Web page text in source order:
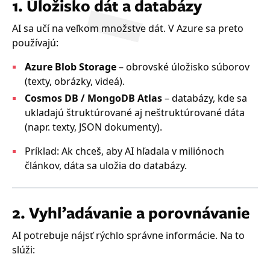
1. Úložisko dát a databázy
AI sa učí na veľkom množstve dát. V Azure sa preto
používajú:
Azure Blob Storage– obrovské úložisko súborov
(texty, obrázky, videá).
Cosmos DB / MongoDB Atlas– databázy, kde sa
ukladajú štruktúrované aj neštruktúrované dáta
(napr. texty, JSON dokumenty).
Príklad: Ak chceš, aby AI hľadala v miliónoch
článkov, dáta sa uložia do databázy.
2. Vyhľadávanie a porovnávanie
AI potrebuje nájsť rýchlo správne informácie. Na to
slúži: